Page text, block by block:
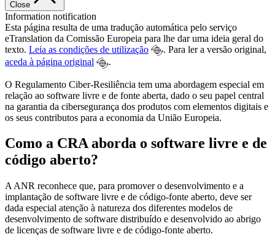
Close
Information notification
Esta página resulta de uma tradução automática pelo serviço
eTranslation da Comissão Europeia para lhe dar uma ideia geral do
texto. Leia as condições de utilização
. Para ler a versão original,
aceda à página original
.
O Regulamento Ciber-Resiliência tem uma abordagem especial em
relação ao software livre e de fonte aberta, dado o seu papel central
na garantia da cibersegurança dos produtos com elementos digitais e
os seus contributos para a economia da União Europeia.
Como a CRA aborda o software livre e de
código aberto?
A ANR reconhece que, para promover o desenvolvimento e a
implantação de software livre e de código-fonte aberto, deve ser
dada especial atenção à natureza dos diferentes modelos de
desenvolvimento de software distribuído e desenvolvido ao abrigo
de licenças de software livre e de código-fonte aberto.